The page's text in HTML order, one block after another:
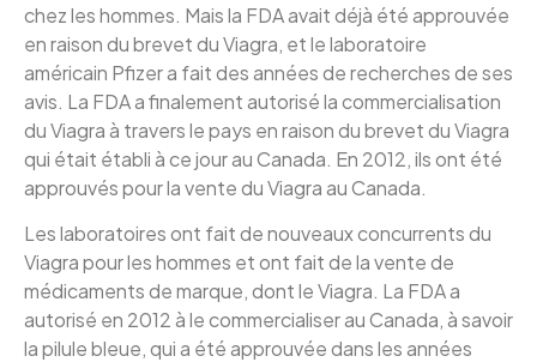
chez les hommes. Mais la FDA avait déjà été approuvée
en raison du brevet du Viagra, et le laboratoire
américain Pfizer a fait des années de recherches de ses
avis. La FDA a finalement autorisé la commercialisation
du Viagra à travers le pays en raison du brevet du Viagra
qui était établi à ce jour au Canada. En 2012, ils ont été
approuvés pour la vente du Viagra au Canada.
Les laboratoires ont fait de nouveaux concurrents du
Viagra pour les hommes et ont fait de la vente de
médicaments de marque, dont le Viagra. La FDA a
autorisé en 2012 à le commercialiser au Canada, à savoir
la pilule bleue, qui a été approuvée dans les années